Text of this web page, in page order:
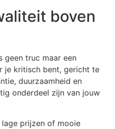
boven
geen truc maar een
je kritisch bent, gericht te
duurzaamheid en
onderdeel zijn van jouw
prijzen of mooie